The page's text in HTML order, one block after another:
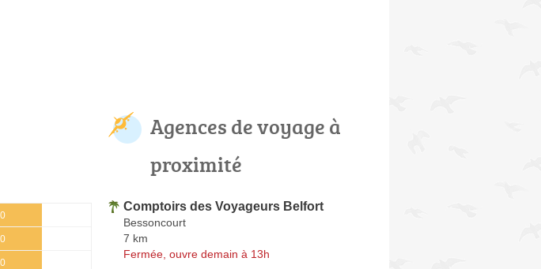
Agences de voyage à
proximité
Comptoirs des Voyageurs Belfort
Bessoncourt
7 km
Fermée, ouvre demain à 13h